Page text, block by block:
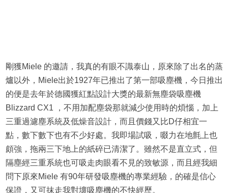
剛獲Miele 的邀請，我真的有眼不識泰山，原來除了出名的蒸
爐以外，Miele出於1927年已推出了第一部吸塵機，今日推出
的便是去年於德國獲紅點設計大獎的最新無塵袋吸塵機
Blizzard CX1 ，不用加配塵袋那就減少使用時的煩惱，加上
三重過濾塵系統及低燥音設計，而且價錢又比D仔相宜一
點，數下數下也有不少好處。我即場試吸，啜力在地氈上也
頗強，拖兩三下地上的紙碎已清潔了。雖然不是直立式，但
隔塵經三重系統也可吸走肉眼看不見的致敏源，而且經我細
問下原來Miele 有90年研發吸塵機的專業經驗，的確是信心
保證，又可抹走我對壞吸塵機的不快經歷。